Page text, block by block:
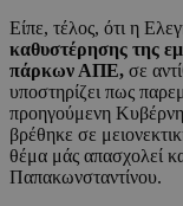
Είπε, τέλος, ότι η
καθυστέρησης της
πάρκων ΑΠΕ, σε
υποστηρίζει πως
προηγούμενη
βρέθηκε σε
θέμα μάς απασχολεί
Παπακωνσταντίνου.